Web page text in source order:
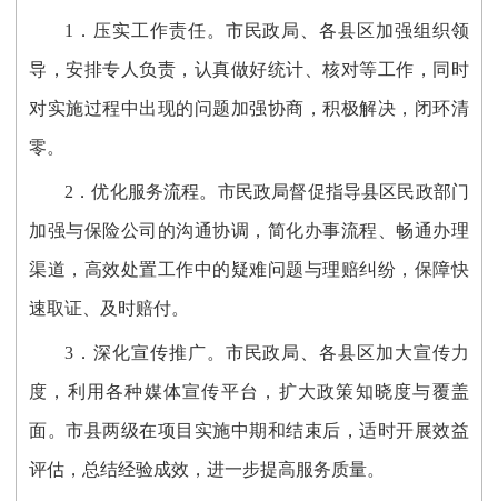
1． 压实工作责任。市民政局、各县区加强组织领
导，安排专人负责，认真做好统计、核对等工作，同时
对实施过程中出现的问题加强协商，积极解决，闭环清
零。
2．优化服务流程。市民政局督促指导县区民政部门
加强与保险公司的沟通协调，简化办事流程、畅通办理
渠道，高效处置工作中的疑难问题与理赔纠纷，保障快
速取证、及时赔付。
3． 深化宣传推广。市民政局、各县区加大宣传力
度，利用各种媒体宣传平台 ，扩大政策知晓度与覆盖
面。市县两级在项目实施中期和结束后，适时开展效益
评估，总结经验成效，进一步提高服务质量。